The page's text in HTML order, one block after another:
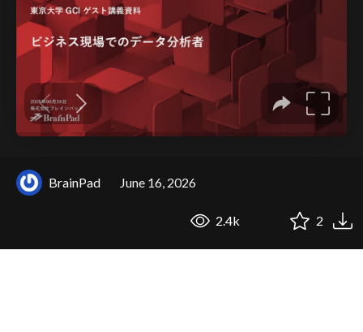
BrainPad June 16, 2026
2.4k 2